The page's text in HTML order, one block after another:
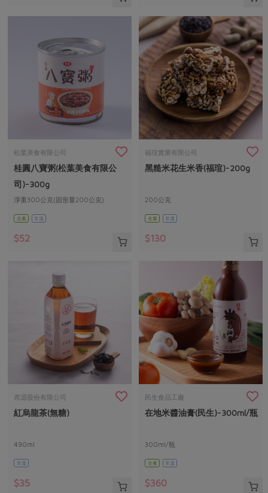
松葉美食有限公司
桂圓八寶粥(松葉美食有限公
司)-300g
淨重300公克(固形量200公克)
全素 常溫
$52
福瑄實業有限公司
黑糙米花生米香(福瑄)-200g
200公克
全素 常溫
$130
席源股份有限公司
紅烏龍茶(無糖)
490ml
常溫
$35
民生食品工廠
在地米醬油膏(民生)-300ml/瓶
300ml/瓶
全素 常溫
$360